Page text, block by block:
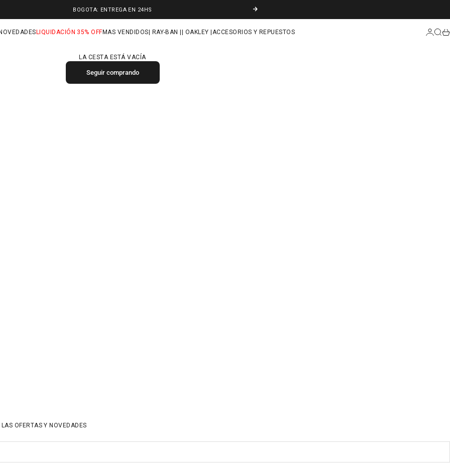
BOGOTA: ENTREGA EN 24HS
SIGUIENTE
NOVEDADES LIQUIDACIÓN 35% OFFMAS VENDIDOS | RAY-BAN | | OAKLEY | ACCESORIOS Y REPUESTOS INICIAR
LA CESTA ESTÁ VACÍA
Seguir comprando
OFERTAS Y NOVEDADES